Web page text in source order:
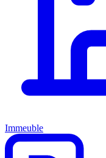
Immeuble